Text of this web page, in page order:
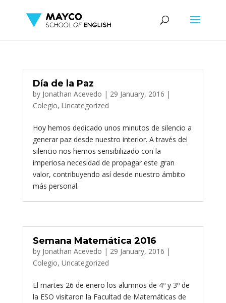
Día de la Paz
by Jonathan Acevedo | 29 January, 2016 |
Colegio, Uncategorized
Hoy hemos dedicado unos minutos de silencio a
generar paz desde nuestro interior. A través del
silencio nos hemos sensibilizado con la
imperiosa necesidad de propagar este gran
valor, contribuyendo así desde nuestro ámbito
más personal.
Semana Matemática 2016
by Jonathan Acevedo | 29 January, 2016 |
Colegio, Uncategorized
El martes 26 de enero los alumnos de 4º y 3º de
la ESO visitaron la Facultad de Matemáticas de